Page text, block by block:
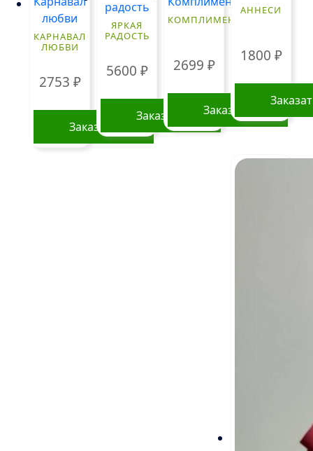
КАРНАВАЛ
ЛЮБВИ
2753 ₽
Заказать
ЯРКАЯ
РАДОСТЬ
5600 ₽
Заказать
КОМПЛИМЕНТ
2699 ₽
Заказать
АННЕСИ
1800 ₽